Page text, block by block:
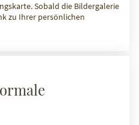
Sobald die Bildergalerie
zu Ihrer persönlichen